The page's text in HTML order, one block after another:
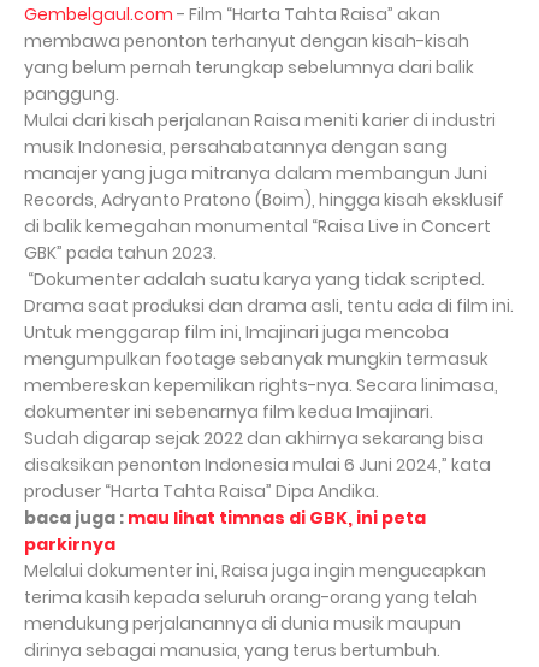
Gembelgaul.com - Film “Harta Tahta Raisa” akan
membawa penonton terhanyut dengan kisah-kisah
yang belum pernah terungkap sebelumnya dari balik
panggung.
Mulai dari kisah perjalanan Raisa meniti karier di industri
musik Indonesia, persahabatannya dengan sang
manajer yang juga mitranya dalam membangun Juni
Records, Adryanto Pratono (Boim), hingga kisah eksklusif
di balik kemegahan monumental “Raisa Live in Concert
GBK” pada tahun 2023.
“Dokumenter adalah suatu karya yang tidak scripted.
Drama saat produksi dan drama asli, tentu ada di film ini.
Untuk menggarap film ini, Imajinari juga mencoba
mengumpulkan footage sebanyak mungkin termasuk
membereskan kepemilikan rights-nya. Secara linimasa,
dokumenter ini sebenarnya film kedua Imajinari.
Sudah digarap sejak 2022 dan akhirnya sekarang bisa
disaksikan penonton Indonesia mulai 6 Juni 2024,” kata
produser “Harta Tahta Raisa” Dipa Andika.
baca juga : mau lihat timnas di GBK, ini peta
parkirnya
Melalui dokumenter ini, Raisa juga ingin mengucapkan
terima kasih kepada seluruh orang-orang yang telah
mendukung perjalanannya di dunia musik maupun
dirinya sebagai manusia, yang terus bertumbuh.